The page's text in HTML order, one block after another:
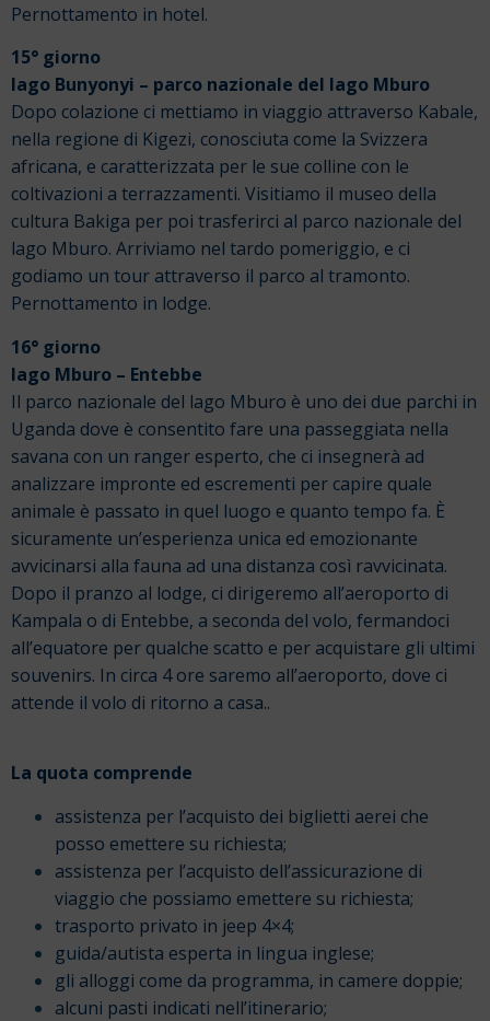
Pernottamento in hotel.
15° giorno
lago Bunyonyi – parco nazionale del lago Mburo
Dopo colazione ci mettiamo in viaggio attraverso Kabale,
nella regione di Kigezi, conosciuta come la Svizzera
africana, e caratterizzata per le sue colline con le
coltivazioni a terrazzamenti. Visitiamo il museo della
cultura Bakiga per poi trasferirci al parco nazionale del
lago Mburo. Arriviamo nel tardo pomeriggio, e ci
godiamo un tour attraverso il parco al tramonto.
Pernottamento in lodge.
16° giorno
lago Mburo – Entebbe
Il parco nazionale del lago Mburo è uno dei due parchi in
Uganda dove è consentito fare una passeggiata nella
savana con un ranger esperto, che ci insegnerà ad
analizzare impronte ed escrementi per capire quale
animale è passato in quel luogo e quanto tempo fa. È
sicuramente un’esperienza unica ed emozionante
avvicinarsi alla fauna ad una distanza così ravvicinata.
Dopo il pranzo al lodge, ci dirigeremo all’aeroporto di
Kampala o di Entebbe, a seconda del volo, fermandoci
all’equatore per qualche scatto e per acquistare gli ultimi
souvenirs. In circa 4 ore saremo all’aeroporto, dove ci
attende il volo di ritorno a casa..
La quota comprende
assistenza per l’acquisto dei biglietti aerei che
posso emettere su richiesta;
assistenza per l’acquisto dell’assicurazione di
viaggio che possiamo emettere su richiesta;
trasporto privato in jeep 4×4;
guida/autista esperta in lingua inglese;
gli alloggi come da programma, in camere doppie;
alcuni pasti indicati nell’itinerario;